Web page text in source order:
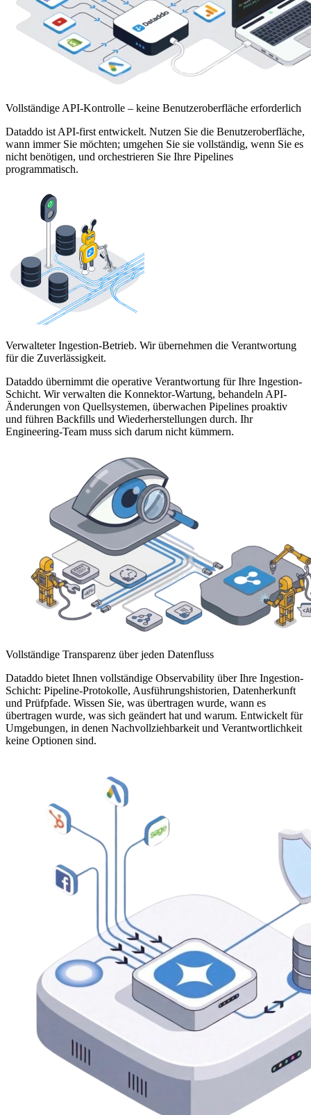
Vollständige API-Kontrolle – keine Benutzeroberfläche erforderlich
Dataddo ist API-first entwickelt. Nutzen Sie die Benutzeroberfläche,
wann immer Sie möchten; umgehen Sie sie vollständig, wenn Sie es
nicht benötigen, und orchestrieren Sie Ihre Pipelines
programmatisch.
Verwalteter Ingestion-Betrieb. Wir übernehmen die Verantwortung
für die Zuverlässigkeit.
Dataddo übernimmt die operative Verantwortung für Ihre Ingestion-
Schicht. Wir verwalten die Konnektor-Wartung, behandeln API-
Änderungen von Quellsystemen, überwachen Pipelines proaktiv
und führen Backfills und Wiederherstellungen durch. Ihr
Engineering-Team muss sich darum nicht kümmern.
Vollständige Transparenz über jeden Datenfluss
Dataddo bietet Ihnen vollständige Observability über Ihre Ingestion-
Schicht: Pipeline-Protokolle, Ausführungshistorien, Datenherkunft
und Prüfpfade. Wissen Sie, was übertragen wurde, wann es
übertragen wurde, was sich geändert hat und warum. Entwickelt für
Umgebungen, in denen Nachvollziehbarkeit und Verantwortlichkeit
keine Optionen sind.